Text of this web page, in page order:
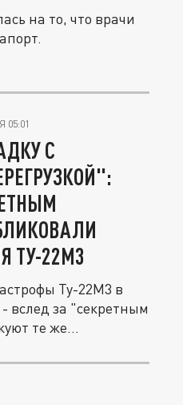
на то, что врачи
05:01
С
ТУ-22М3
Ту-22М3 в
вслед за "секретным
те же...